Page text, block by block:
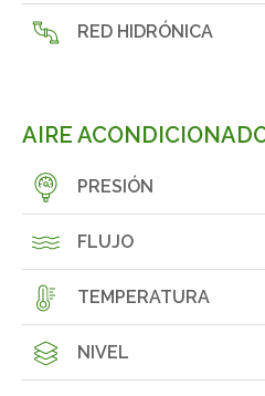
RED HIDRÓNICA
AIRE
PRESIÓN
FLUJO
TEMPERATURA
NIVEL